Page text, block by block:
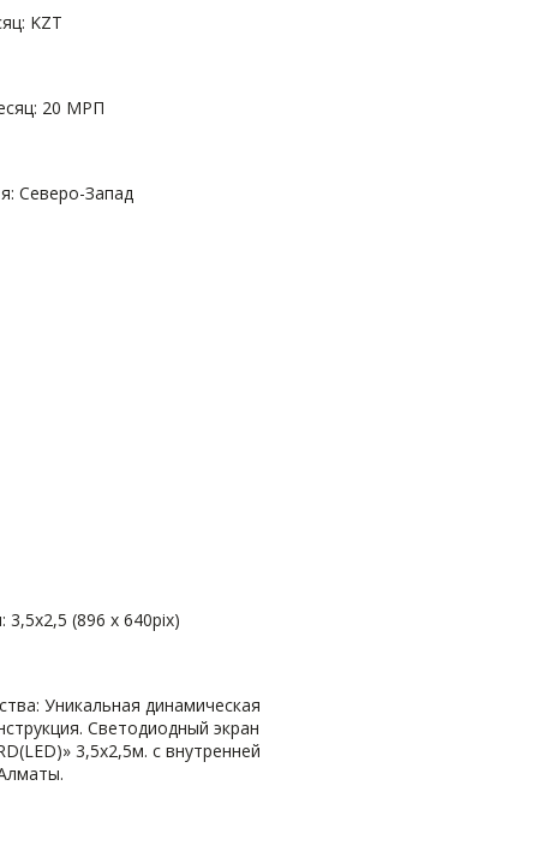
KZT
20 МРП
Северо-Запад
(896 х 640pix)
Уникальная динамическая
Светодиодный экран
3,5х2,5м. с внутренней